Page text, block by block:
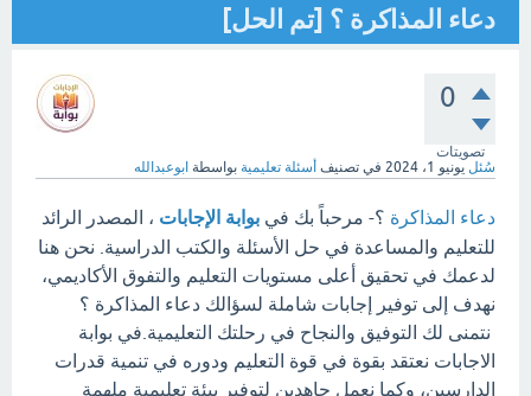
دعاء المذاكرة ؟ [تم الحل]
0
تصويتات
سُئل يونيو 1، 2024 في تصنيف أسئلة تعليمية بواسطة ابوعبدالله
دعاء المذاكرة ؟- مرحباً بك في بوابة الإجابات ، المصدر الرائد
للتعليم والمساعدة في حل الأسئلة والكتب الدراسية. نحن هنا
لدعمك في تحقيق أعلى مستويات التعليم والتفوق الأكاديمي،
نهدف إلى توفير إجابات شاملة لسؤالك دعاء المذاكرة ؟
نتمنى لك التوفيق والنجاح في رحلتك التعليمية.في بوابة
الاجابات نعتقد بقوة في قوة التعليم ودوره في تنمية قدرات
الدارسين، وكما نعمل جاهدين لتوفير بيئة تعليمية ملهمة